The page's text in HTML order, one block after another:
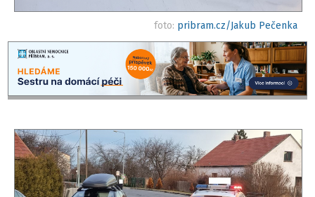
foto: pribram.cz/Jakub Pečenka